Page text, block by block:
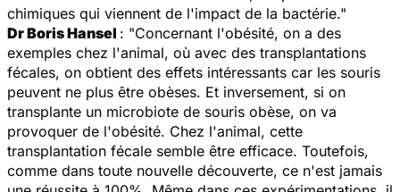
chimiques qui viennent de l'impact de la bactérie."
Dr Boris Hansel : "Concernant l'obésité, on a des
exemples chez l'animal, où avec des transplantations
fécales, on obtient des effets intéressants car les souris
peuvent ne plus être obèses. Et inversement, si on
transplante un microbiote de souris obèse, on va
provoquer de l'obésité. Chez l'animal, cette
transplantation fécale semble être efficace. Toutefois,
comme dans toute nouvelle découverte, ce n'est jamais